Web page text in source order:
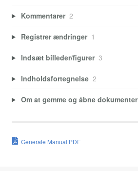
Kommentarer 2
Registrer ændringer 1
Indsæt billeder/figurer 3
Indholdsfortegnelse 2
Om at gemme og åbne dokumenter
Generate Manual PDF